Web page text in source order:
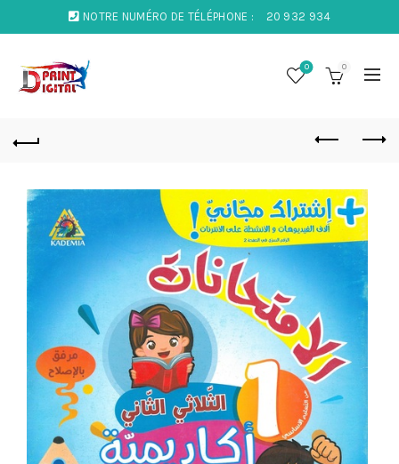
NOTRE NUMÉRO DE TÉLÉPHONE : 20 932 934
0 0